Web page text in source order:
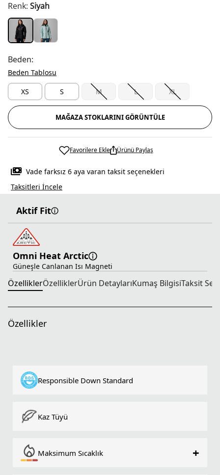
Renk: Siyah
Beden:
Beden Tablosu
XS S M L XL
MAĞAZA STOKLARINI GÖRÜNTÜLE
Favorilere Ekle Ürünü Paylaş
Vade farksız 6 aya varan taksit seçenekleri
Taksitleri İncele
Aktif Fit
Omni Heat Arctic
Güneşle Canlanan Isı Magneti
ÖzelliklerÖzelliklerÜrün DetaylarıKumaş BilgisiTaksit
Özellikler
Responsible Down Standard
Kaz Tüyü
Maksimum Sıcaklık +